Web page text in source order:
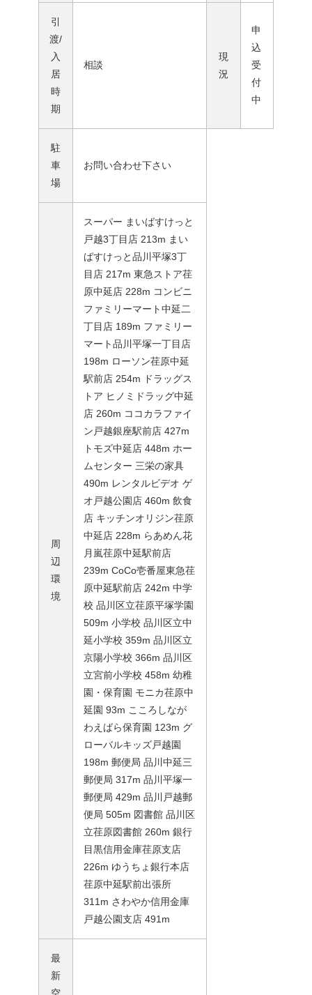
引
渡/
入
居
時
期
相談
現
況
申
込
受
付
中
駐
車
場
お問い合わせ下さい
周
辺
環
境
スーパー まいばすけっと
戸越3丁目店 213m まい
ばすけっと品川平塚3丁
目店 217m 東急ストア荏
原中延店 228m コンビニ
ファミリーマート中延二
丁目店 189m ファミリー
マート品川平塚一丁目店
198m ローソン荏原中延
駅前店 254m ドラッグス
トア ヒノミドラッグ中延
店 260m ココカラファイ
ン戸越銀座駅前店 427m
トモズ中延店 448m ホー
ムセンター 三栄の家具
490m レンタルビデオ ゲ
オ戸越公園店 460m 飲食
店 キッチンオリジン荏原
中延店 228m らあめん花
月嵐荏原中延駅前店
239m CoCo壱番屋東急荏
原中延駅前店 242m 中学
校 品川区立荏原平塚学園
509m 小学校 品川区立中
延小学校 359m 品川区立
京陽小学校 366m 品川区
立宮前小学校 458m 幼稚
園・保育園 モニカ荏原中
延園 93m こころしなが
わえばら保育園 123m グ
ローバルキッズ戸越園
198m 郵便局 品川中延三
郵便局 317m 品川平塚一
郵便局 429m 品川戸越郵
便局 505m 図書館 品川区
立荏原図書館 260m 銀行
目黒信用金庫荏原支店
226m ゆうちょ銀行本店
荏原中延駅前出張所
311m さわやか信用金庫
戸越公園支店 491m
最
新